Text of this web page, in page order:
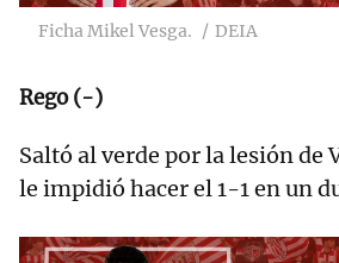
Ficha Mikel Vesga. DEIA
Rego (-)
Saltó al verde por la lesión de
le impidió hacer el 1-1 en un